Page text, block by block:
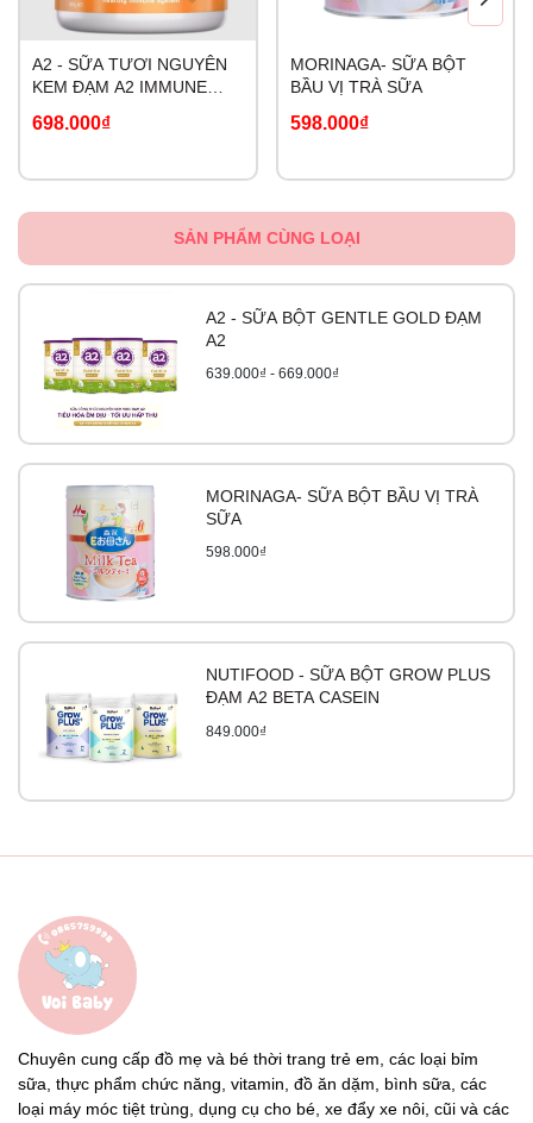
A2 - SỮA TƯƠI NGUYÊN
KEM ĐẠM A2 IMMUNE
698.000₫
MORINAGA- SỮA BỘT
BẦU VỊ TRÀ SỮA
598.000₫
SẢN PHẨM CÙNG LOẠI
A2 - SỮA BỘT GENTLE GOLD ĐẠM
A2
639.000₫ - 669.000₫
MORINAGA- SỮA BỘT BẦU VỊ TRÀ
SỮA
598.000₫
NUTIFOOD - SỮA BỘT GROW PLUS
ĐẠM A2 BETA CASEIN
849.000₫
Chuyên cung cấp đồ mẹ và bé thời trang trẻ em, các loại bỉm
sữa, thực phẩm chức năng, vitamin, đồ ăn dặm, bình sữa, các
loại máy móc tiệt trùng, dụng cụ cho bé, xe đẩy xe nôi, cũi và các